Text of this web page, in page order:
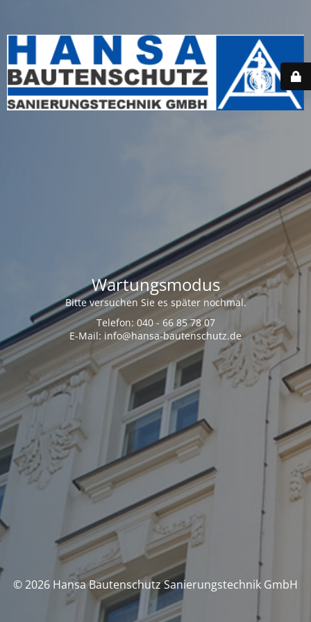
Wartungsmodus
Bitte versuchen Sie es später nochmal.
Telefon: 040 - 66 85 78 07
E-Mail: info@hansa-bautenschutz.de
© 2026 Hansa Bautenschutz Sanierungstechnik GmbH